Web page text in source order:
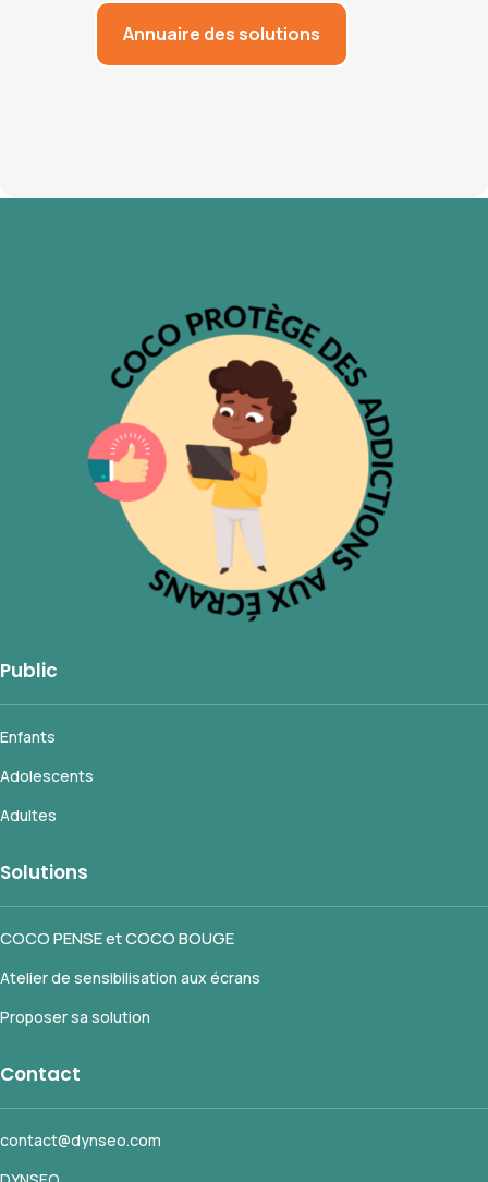
Annuaire des solutions
Public
Enfants
Adolescents
Adultes
Solutions
COCO PENSE et COCO BOUGE
Atelier de sensibilisation aux écrans
Proposer sa solution
Contact
contact@dynseo.com